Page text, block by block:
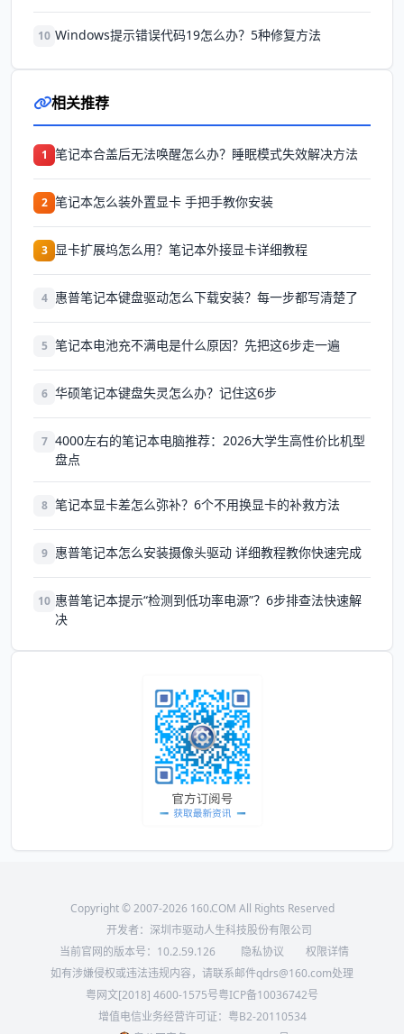
10 Windows提示错误代码19怎么办？5种修复方法
相关推荐
1 笔记本合盖后无法唤醒怎么办？睡眠模式失效解决方法
2 笔记本怎么装外置显卡 手把手教你安装
3 显卡扩展坞怎么用？笔记本外接显卡详细教程
4 惠普笔记本键盘驱动怎么下载安装？每一步都写清楚了
5 笔记本电池充不满电是什么原因？先把这6步走一遍
6 华硕笔记本键盘失灵怎么办？记住这6步
7 4000左右的笔记本电脑推荐：2026大学生高性价比机型
盘点
8 笔记本显卡差怎么弥补？6个不用换显卡的补救方法
9 惠普笔记本怎么安装摄像头驱动 详细教程教你快速完成
10 惠普笔记本提示“检测到低功率电源”？6步排查法快速解
决
Copyright © 2007-2026 160.COM All Rights Reserved
开发者：深圳市驱动人生科技股份有限公司
当前官网的版本号： 10.2.59.126 隐私协议
权限详情
如有涉嫌侵权或违法违规内容，请联系邮件qdrs@160.com处理
粤网文[2018] 4600-1575号粤ICP备10036742号
增值电信业务经营许可证：粤B2-20110534